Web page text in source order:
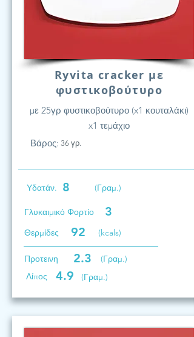
Ryvita cracker με
φυστικοβούτυρο
με 25γρ φυστικοβούτυρο (x1 κουταλάκι)
x1 τεμάχιο
Βάρος: 36 γρ.
Υδατάν. 8 (Γραμ.)
Γλυκαιμικό Φορτίο 3
Θερμίδες 92 (kcals)
Προτεινη 2.3
(Γραμ.)
Λίπος
4.9 (Γραμ.)